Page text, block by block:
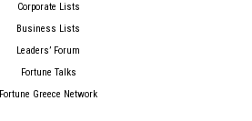
Corporate Lists
Business Lists
Leaders’ Forum
Fortune Talks
Fortune Greece Network